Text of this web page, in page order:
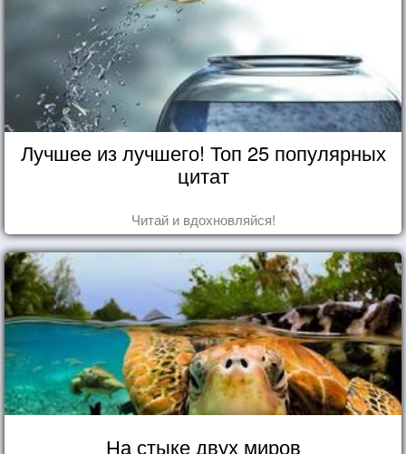
Лучшее из лучшего! Топ 25 популярных
цитат
Читай и вдохновляйся!
На стыке двух миров